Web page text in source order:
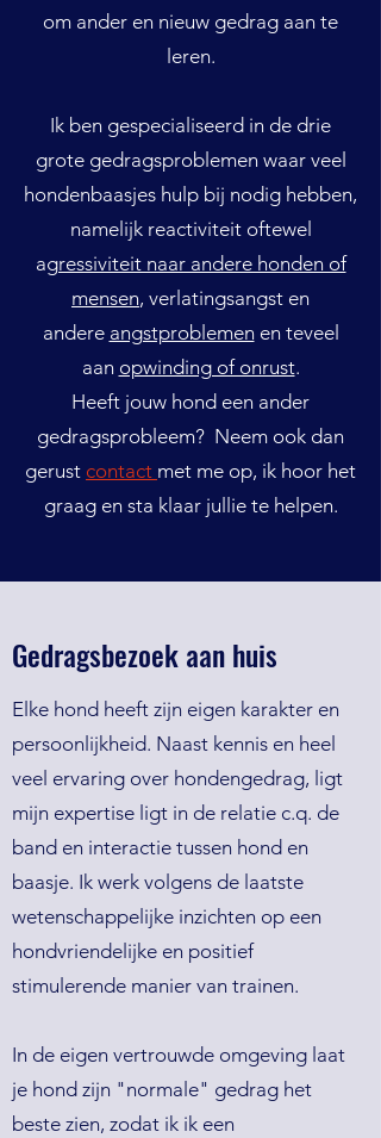
om ander en nieuw gedrag aan te
leren.
Ik ben gespecialiseerd in de drie
grote gedragsproblemen waar veel
hondenbaasjes hulp bij nodig hebben,
namelijk reactiviteit oftewel
agressiviteit naar andere honden of
mensen, verlatingsangst en
andere angstproblemen en teveel
aan opwinding of onrust.
Heeft jouw hond een ander
gedragsprobleem? Neem ook dan
gerust contact met me op, ik hoor het
graag en sta klaar jullie te helpen.
Gedragsbezoek aan huis
Elke hond heeft zijn eigen karakter en
persoonlijkheid. Naast kennis en heel
veel ervaring over hondengedrag, ligt
mijn expertise ligt in de relatie c.q. de
band en interactie tussen hond en
baasje. Ik werk volgens de laatste
wetenschappelijke inzichten op een
hondvriendelijke en positief
stimulerende manier van trainen.
In de eigen vertrouwde omgeving laat
je hond zijn "normale" gedrag het
beste zien, zodat ik ik een